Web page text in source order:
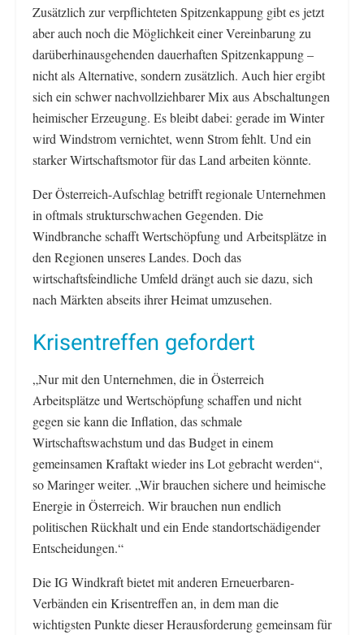
Zusätzlich zur verpflichteten Spitzenkappung gibt es jetzt
aber auch noch die Möglichkeit einer Vereinbarung zu
darüberhinausgehenden dauerhaften Spitzenkappung –
nicht als Alternative, sondern zusätzlich. Auch hier ergibt
sich ein schwer nachvollziehbarer Mix aus Abschaltungen
heimischer Erzeugung. Es bleibt dabei: gerade im Winter
wird Windstrom vernichtet, wenn Strom fehlt. Und ein
starker Wirtschaftsmotor für das Land arbeiten könnte.
Der Österreich-Aufschlag betrifft regionale Unternehmen
in oftmals strukturschwachen Gegenden. Die
Windbranche schafft Wertschöpfung und Arbeitsplätze in
den Regionen unseres Landes. Doch das
wirtschaftsfeindliche Umfeld drängt auch sie dazu, sich
nach Märkten abseits ihrer Heimat umzusehen.
Krisentreffen gefordert
„Nur mit den Unternehmen, die in Österreich
Arbeitsplätze und Wertschöpfung schaffen und nicht
gegen sie kann die Inflation, das schmale
Wirtschaftswachstum und das Budget in einem
gemeinsamen Kraftakt wieder ins Lot gebracht werden“,
so Maringer weiter. „Wir brauchen sichere und heimische
Energie in Österreich. Wir brauchen nun endlich
politischen Rückhalt und ein Ende standortschädigender
Entscheidungen.“
Die IG Windkraft bietet mit anderen Erneuerbaren-
Verbänden ein Krisentreffen an, in dem man die
wichtigsten Punkte dieser Herausforderung gemeinsam für